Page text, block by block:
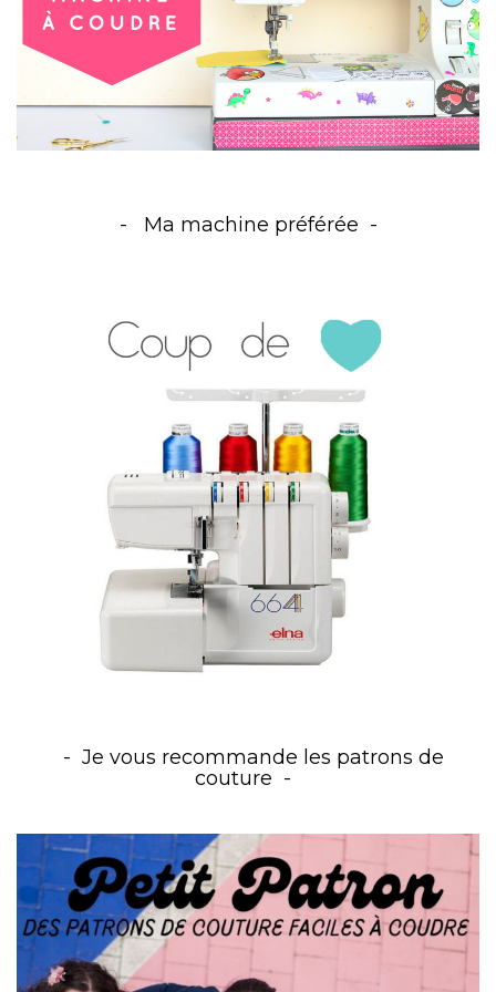
Ma machine préférée
Je vous recommande les patrons de
couture